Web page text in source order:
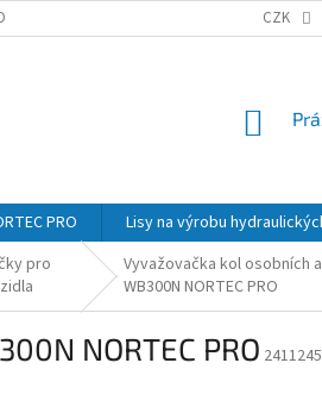
ÚDAJŮ KONTAKTY
CZK
PRO Lisy na výrobu
pro
Vyvažovačka kol osobních
WB300N NORTEC PRO
NORTEC PRO